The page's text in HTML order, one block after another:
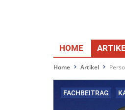
HOME
Home Artikel
FACHBEITRAG